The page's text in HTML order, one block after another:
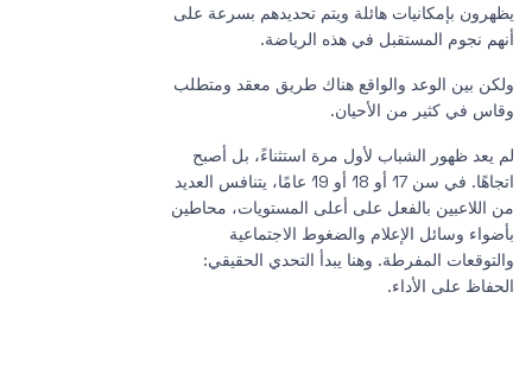
بإمكانيات هائلة ويتم تحديدهم بسرعة على
نجوم المستقبل في هذه الرياضة.
بين الوعد والواقع هناك طريق معقد ومتطلب
في كثير من الأحيان.
يعد ظهور الشباب لأول مرة استثناءً، بل أصبح
اتجاهًا. في سن 17 أو 18 أو 19 عامًا، يتنافس العديد
اللاعبين بالفعل على أعلى المستويات، محاطين
وسائل الإعلام والضغوط الاجتماعية
المفرطة. وهنا يبدأ التحدي الحقيقي:
على الأداء.